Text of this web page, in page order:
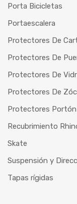
Porta Bicicletas
Portaescalera
Protectores De
Protectores De
Protectores De
Protectores De
Protectores Portón
Recubrimiento
Skate
Suspensión y
Tapas rígidas